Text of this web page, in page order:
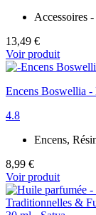
Accessoires
13,49 €
Voir produit
Encens Boswellia -
4.8
Encens,
8,99 €
Voir produit